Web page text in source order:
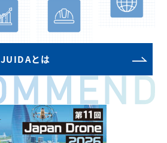
JUIDAとは